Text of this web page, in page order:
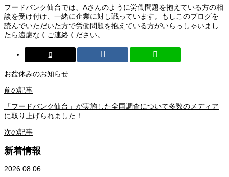
フードバンク仙台では、Aさんのように労働問題を抱えている方の相
談を受け付け、一緒に企業に対し戦っています。もしこのブログを
読んでいただいた方で労働問題を抱えている方がいらっしゃいまし
たら遠慮なくご連絡ください。
お盆休みのお知らせ
前の記事
「フードバンク仙台」が実施した全国調査について多数のメディア
に取り上げられました！
次の記事
新着情報
2026.08.06